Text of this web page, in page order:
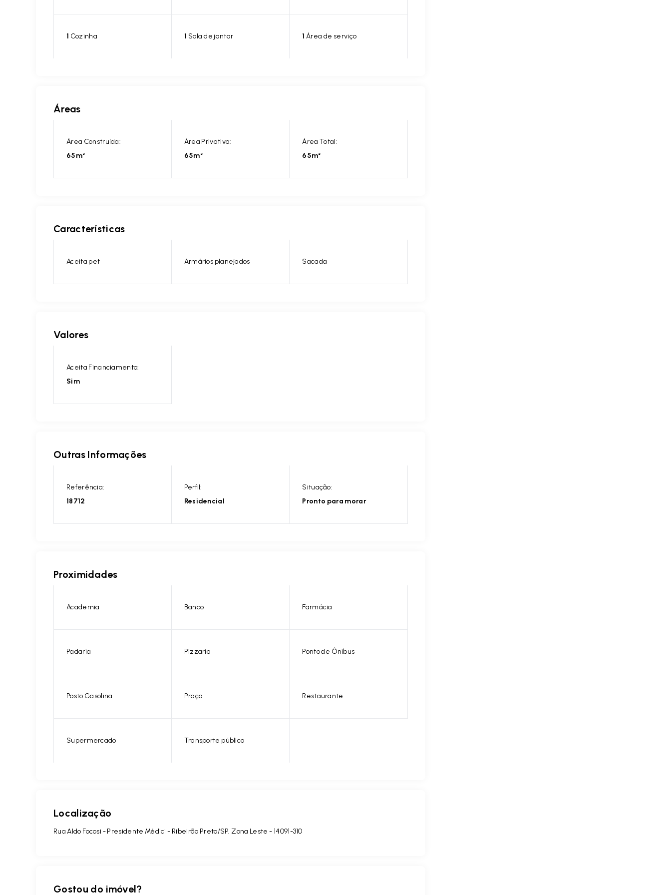
1 Cozinha 1 Sala de jantar 1 Área de serviço
Áreas
Área Construída:
65m²
Área Privativa:
65m²
Área Total:
65m²
Características
Aceita pet Armários planejados Sacada
Valores
Aceita Financiamento:
Sim
Outras Informações
Referência:
18712
Perfil:
Residencial
Situação:
Pronto para morar
Proximidades
Academia Banco Farmácia
Padaria Pizzaria Ponto de Ônibus
Posto Gasolina Praça Restaurante
Supermercado Transporte público
Localização
Rua Aldo Focosi - Presidente Médici - Ribeirão Preto/SP, Zona Leste - 14091-310
Gostou do imóvel?